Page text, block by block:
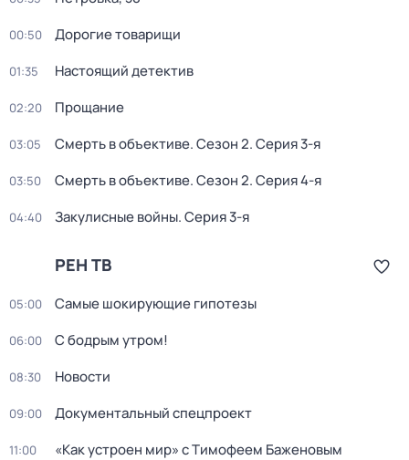
00:50 Дорогие товарищи
01:35 Настоящий детектив
02:20 Прощание
03:05 Смерть в объективе. Сезон 2. Серия 3-я
03:50 Смерть в объективе. Сезон 2. Серия 4-я
04:40 Закулисные войны. Серия 3-я
РЕН ТВ
05:00 Самые шoкиpующие гипотезы
06:00 С бодрым утром!
08:30 Новости
09:00 Докyментальный спецпроeкт
11:00 «Как устроен мир» с Тимофеем Баженовым